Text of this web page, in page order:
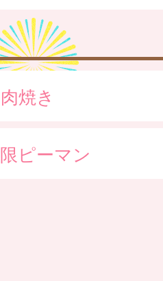
焼き
ピーマン